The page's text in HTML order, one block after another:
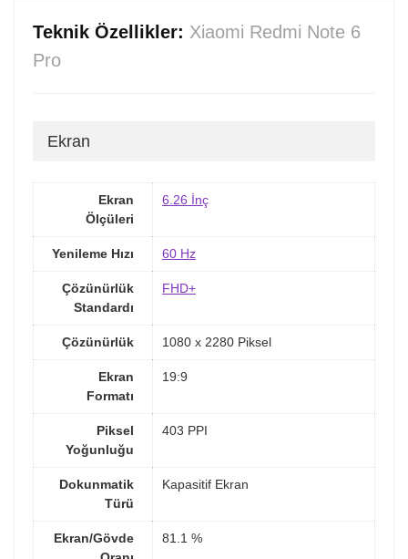
Teknik Özellikler: Xiaomi Redmi Note 6
Pro
Ekran
Ekran
Ölçüleri
6.26 İnç
Yenileme Hızı 60 Hz
Çözünürlük
Standardı
FHD+
Çözünürlük 1080 x 2280 Piksel
Ekran
Formatı
19:9
Piksel
Yoğunluğu
403 PPI
Dokunmatik
Türü
Kapasitif Ekran
Ekran/Gövde
81.1 %